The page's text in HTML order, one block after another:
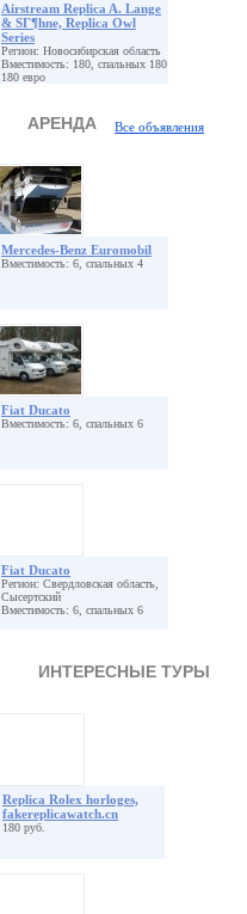
Airstream Replica A. Lange
& SГ¶hne, Replica Owl
Series
Регион: Новосибирская область
Вместимость: 180, спальных 180
180 евро
АРЕНДА Все объявления
Mercedes-Benz Euromobil
Вместимость: 6, спальных 4
Fiat Ducato
Вместимость: 6, спальных 6
Fiat Ducato
Регион: Свердловская область,
Сысертский
Вместимость: 6, спальных 6
ИНТЕРЕСНЫЕ ТУРЫ
Replica Rolex horloges,
fakereplicawatch.cn
180 руб.